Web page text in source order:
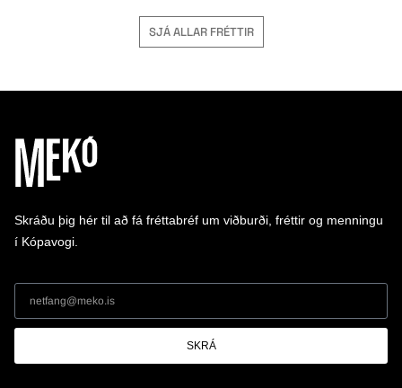
SJÁ ALLAR FRÉTTIR
Skráðu þig hér til að fá fréttabréf um viðburði, fréttir og menningu
í Kópavogi.
SKRÁ